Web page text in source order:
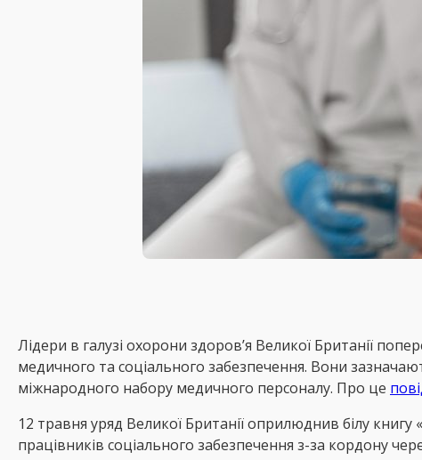
Лідери в галузі охорони здоров’я Великої Британії
медичного та соціального забезпечення. Вони
міжнародного набору медичного персоналу. Про це
12 травня уряд Великої Британії оприлюднив білу
працівників соціального забезпечення з-за кордону